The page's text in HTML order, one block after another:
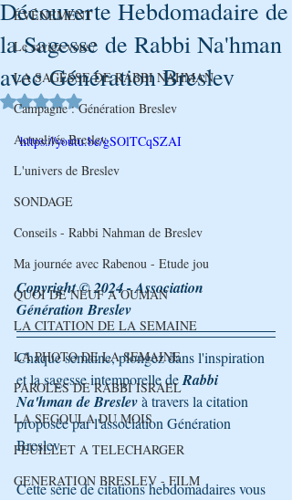
ÉVÉNEMENT
Le saviez-vous?
LA SAGESSE DE RABBI NAHMAN
Campagne : Génération Breslev
Actualités Breslev
L'univers de Breslev
SONDAGE
Conseils - Rabbi Nahman de Breslev
Ma journée avec Rabenou - Etude jou
QUOI DE NEUF A OUMAN
LA CITATION DE LA SEMAINE
LA PHOTO DE LA SEMAINE
PAROLES DE RABBI ISRAEL
LA SEGOULA DU MOIS
FEUILLET A TELECHARGER
GENERATION BRESLEV - FILM
Découverte Hebdomadaire de
la Sagesse de Rabbi Na'hman
avec Génération Breslev
Noté NaN étoiles sur 5.
https://youtu.be/gSOlTCqSZAI
Copyright © 2024 - Association
Génération Breslev
Chaque semaine, plongez dans l'inspiration
et la sagesse intemporelle de Rabbi
Na'hman de Breslev à travers la citation
proposée par l'association Génération
Breslev.
Cette série de citations hebdomadaires vous